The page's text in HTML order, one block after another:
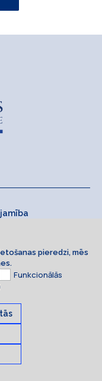
aizsargātas
pieredzi, mēs
Funkcionālās